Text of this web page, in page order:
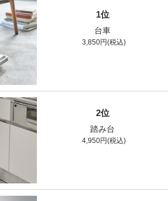
1位
台車
3,850円(税込)
2位
踏み台
4,950円(税込)